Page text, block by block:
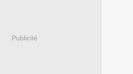
Publicité